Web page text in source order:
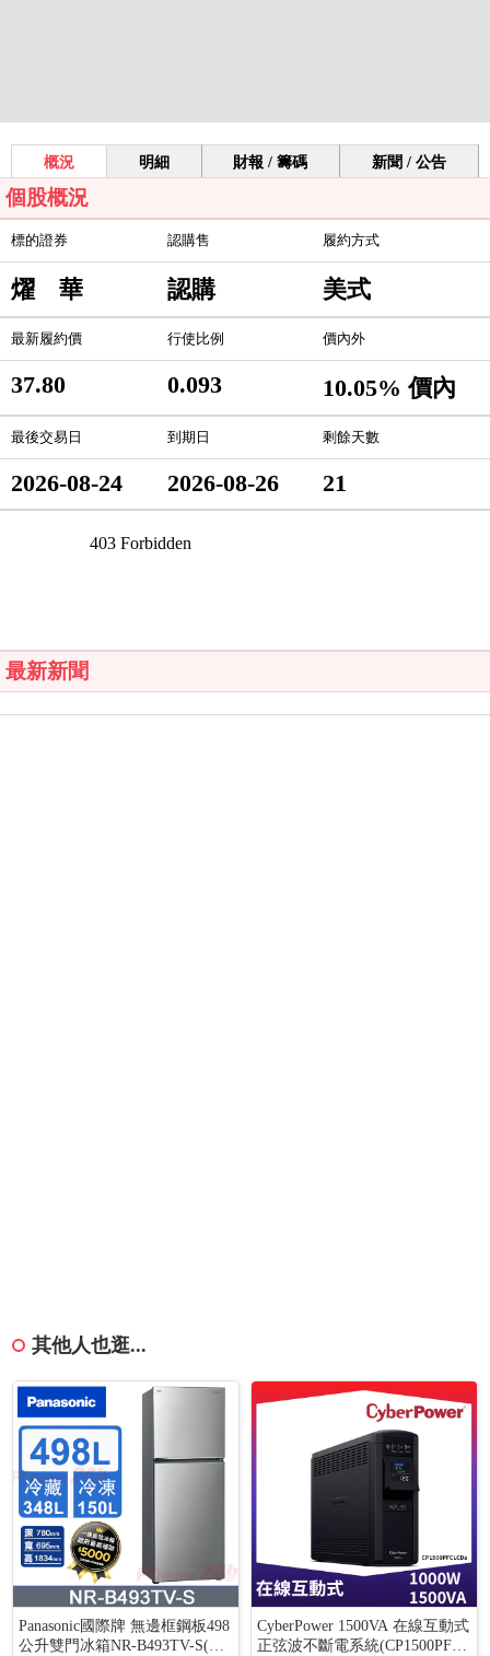
概況 明細 財報 / 籌碼 新聞 / 公告
個股概況
標的證券 認購售 履約方式
燿 華 認購 美式
最新履約價 行使比例 價內外
37.80 0.093 10.05% 價內
最後交易日 到期日 剩餘天數
2026-08-24 2026-08-26 21
最新新聞
其他人也逛...
Panasonic國際牌 無邊框鋼板498
公升雙門冰箱NR-B493TV-S(晶
CyberPower 1500VA 在線互動式
正弦波不斷電系統(CP1500PFCL